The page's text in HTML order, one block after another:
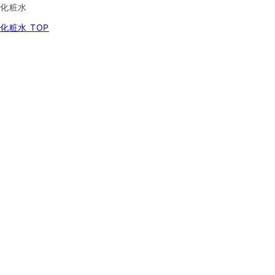
化粧水
化粧水 TOP